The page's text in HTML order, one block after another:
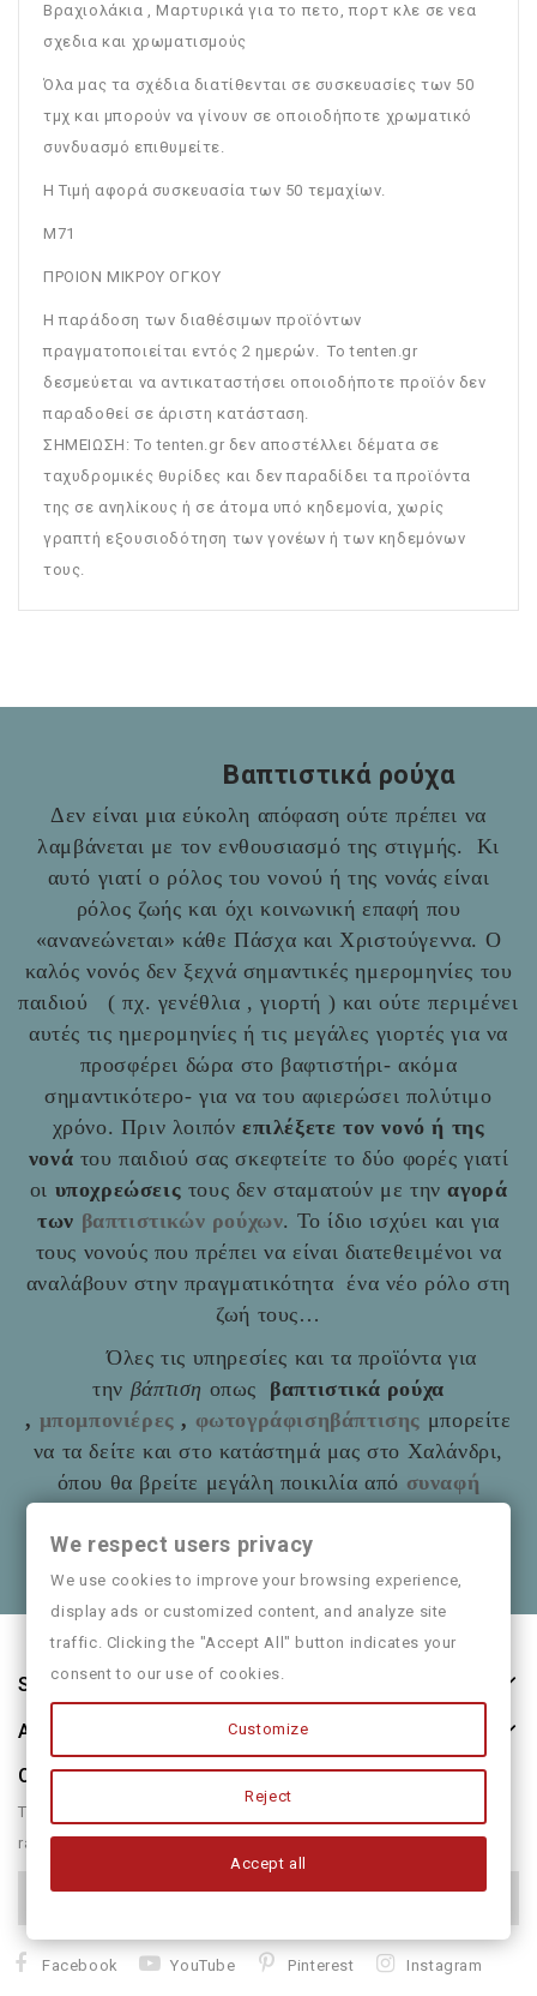
Bραχιολάκια , Μαρτυρικά για το πετο, πορτ κλε σε νεα
σχεδια και χρωματισμούς
Όλα μας τα σχέδια διατίθενται σε συσκευασίες των 50
τμχ και μπορούν να γίνουν σε οποιοδήποτε χρωματικό
συνδυασμό επιθυμείτε.
Η Τιμή αφορά συσκευασία των 50 τεμαχίων.
M71
ΠΡΟΙΟΝ ΜΙΚΡΟΥ ΟΓΚΟΥ
Η παράδοση των διαθέσιμων προϊόντων
πραγματοποιείται εντός 2 ημερών. Το tenten.gr
δεσμεύεται να αντικαταστήσει οποιοδήποτε προϊόν δεν
παραδοθεί σε άριστη κατάσταση.
ΣΗΜΕΙΩΣΗ: To tenten.gr δεν αποστέλλει δέματα σε
ταχυδρομικές θυρίδες και δεν παραδίδει τα προϊόντα
της σε ανηλίκους ή σε άτομα υπό κηδεμονία, χωρίς
γραπτή εξουσιοδότηση των γονέων ή των κηδεμόνων
τους.
Βαπτιστικά ρούχα
Δεν είναι μια εύκολη απόφαση ούτε πρέπει να
λαμβάνεται με τον ενθουσιασμό της στιγμής. Κι
αυτό γιατί ο ρόλος του νονού ή της νονάς είναι
ρόλος ζωής και όχι κοινωνική επαφή που
«ανανεώνεται» κάθε Πάσχα και Χριστούγεννα. Ο
καλός νονός δεν ξεχνά σημαντικές ημερομηνίες του
παιδιού ( πχ. γενέθλια , γιορτή ) και ούτε περιμένει
αυτές τις ημερομηνίες ή τις μεγάλες γιορτές για να
προσφέρει δώρα στο βαφτιστήρι- ακόμα
σημαντικότερο- για να του αφιερώσει πολύτιμο
χρόνο. Πριν λοιπόν επιλέξετε τον νονό ή της
νονά του παιδιού σας σκεφτείτε το δύο φορές γιατί
οι υποχρεώσεις τους δεν σταματούν με τηναγορά
των βαπτιστικών ρούχων. Το ίδιο ισχύει και για
τους νονούς που πρέπει να είναι διατεθειμένοι να
αναλάβουν στην πραγματικότητα ένα νέο ρόλο στη
ζωή τους…
Όλες τις υπηρεσίες και τα προϊόντα για
την βάπτιση οπως
βαπτιστικά ρούχα
, μπομπονιέρες , φωτογράφισηβάπτισης μπορείτε
να τα δείτε και στο κατάστημά μας στο Χαλάνδρι,
όπου θα βρείτε μεγάλη ποικιλία από συναφή
Θα χαρούμε να τα πούμε και από κοντά
Store Information
About Us
Our Newsletter
There are many variations of passages of form humour or
randomised
Facebook YouTube Pinterest Instagram
We respect users privacy
We use cookies to improve your browsing experience,
display ads or customized content, and analyze site
traffic. Clicking the "Accept All" button indicates your
consent to our use of cookies.
Customize
Reject
Accept all